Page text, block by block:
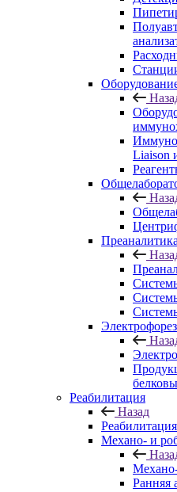
Liaison
Преаналитика
Реабилитация
Назад
Реабилитация
Механо- и
Ранняя